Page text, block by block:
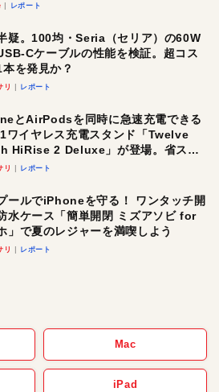
レポート
疑。100均・Seria（セリア）の60W
Cケーブルの性能を検証。超コス
を発見か？
リ レポート
とAirPodsを同時に急速充電できる
ワイヤレス充電スタンド「Twelve
HiRise 2 Deluxe」が登場。省スペ
おしゃれに充電したい人にオスス
リ レポート
ールでiPhoneを守る！ ワンタッチ開
水ケース「簡単開閉 ミズアソビ for
」で夏のレジャーを満喫しよう
リ レポート
Mac
iPad